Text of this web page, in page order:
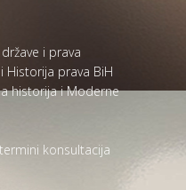
i prava
Historija prava BiH
historija i Moderne
konsultacija